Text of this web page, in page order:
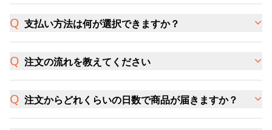
支払い方法は何が選択できますか？
注文の流れを教えてください
注文からどれくらいの日数で商品が届きますか？